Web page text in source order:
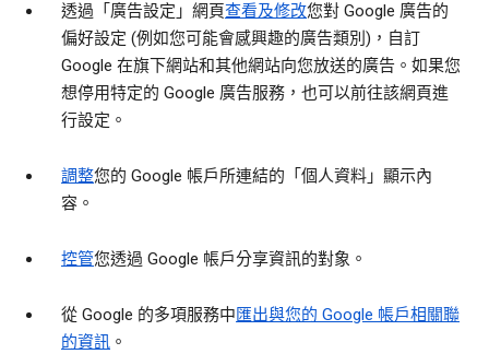
透過「廣告設定」網頁查看及修改您對 Google 廣告的
偏好設定 (例如您可能會感興趣的廣告類別)，自訂
Google 在旗下網站和其他網站向您放送的廣告。如果您
想停用特定的 Google 廣告服務，也可以前往該網頁進
行設定。
調整您的 Google 帳戶所連結的「個人資料」顯示內
容。
控管您透過 Google 帳戶分享資訊的對象。
從 Google 的多項服務中匯出與您的 Google 帳戶相關聯
的資訊 。